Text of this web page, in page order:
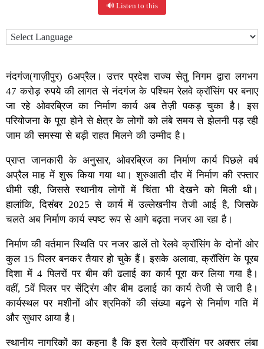
🔊 Listen to this
नंदगंज(गाज़ीपुर) 6अप्रैल। उत्तर प्रदेश राज्य सेतु निगम द्वारा लगभग
47 करोड़ रुपये की लागत से नंदगंज के पश्चिम रेलवे क्रॉसिंग पर बनाए
जा रहे ओवरब्रिज का निर्माण कार्य अब तेज़ी पकड़ चुका है। इस
परियोजना के पूरा होने से क्षेत्र के लोगों को लंबे समय से झेलनी पड़ रही
जाम की समस्या से बड़ी राहत मिलने की उम्मीद है।
प्राप्त जानकारी के अनुसार, ओवरब्रिज का निर्माण कार्य पिछले वर्ष
अप्रैल माह में शुरू किया गया था। शुरुआती दौर में निर्माण की रफ्तार
धीमी रही, जिससे स्थानीय लोगों में चिंता भी देखने को मिली थी।
हालांकि, दिसंबर 2025 से कार्य में उल्लेखनीय तेजी आई है, जिसके
चलते अब निर्माण कार्य स्पष्ट रूप से आगे बढ़ता नजर आ रहा है।
निर्माण की वर्तमान स्थिति पर नजर डालें तो रेलवे क्रॉसिंग के दोनों ओर
कुल 15 पिलर बनकर तैयार हो चुके हैं। इसके अलावा, क्रॉसिंग के पूरब
दिशा में 4 पिलरों पर बीम की ढलाई का कार्य पूरा कर लिया गया है।
वहीं, 5वें पिलर पर सेंट्रिंग और बीम ढलाई का कार्य तेजी से जारी है।
कार्यस्थल पर मशीनों और श्रमिकों की संख्या बढ़ने से निर्माण गति में
और सुधार आया है।
स्थानीय नागरिकों का कहना है कि इस रेलवे क्रॉसिंग पर अक्सर लंबा